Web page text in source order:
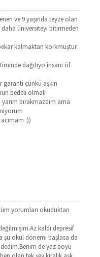
ve 9 yaşında teyze olan
üniversiteyi bitirmeden
kalmaktan korkmuştur
dağıtıyo insanı öf
garanti çünkü aşkın
bedeli olmalı
bırakmazdım ama
:))
yorumları okuduktan
kaldı depresif
şu okul dönemi başlasa da
de yaz boyu